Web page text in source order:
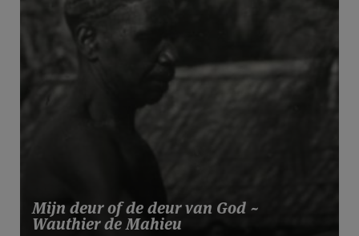
Mijn deur of de deur van God ~
Wauthier de Mahieu